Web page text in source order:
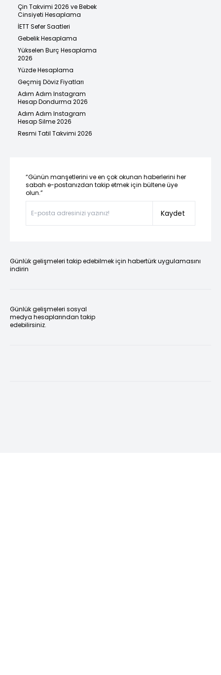
Çin Takvimi 2026 ve Bebek
Cinsiyeti Hesaplama
İETT Sefer Saatleri
Gebelik Hesaplama
Yükselen Burç Hesaplama
2026
Yüzde Hesaplama
Geçmiş Döviz Fiyatları
Adım Adım Instagram
Hesap Dondurma 2026
Adım Adım Instagram
Hesap Silme 2026
Resmi Tatil Takvimi 2026
“Günün manşetlerini ve en çok okunan haberlerini her
sabah e-postanızdan takip etmek için bültene üye
olun.”
Kaydet
Günlük gelişmeleri takip edebilmek için habertürk uygulamasını
indirin
Günlük gelişmeleri sosyal
medya hesaplarından takip
edebilirsiniz.